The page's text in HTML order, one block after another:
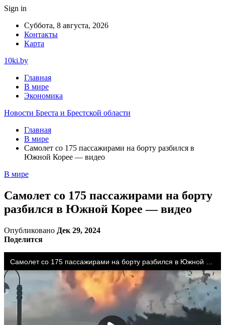
Sign in
Суббота, 8 августа, 2026
Контакты
Карта
10ki.by
Главная
В мире
Экономика
Новости Бреста и Брестской области
Главная
В мире
Самолет со 175 пассажирами на борту разбился в
Южной Корее — видео
В мире
Самолет со 175 пассажирами на борту
разбился в Южной Корее — видео
Опубликовано Дек 29, 2024
Поделится